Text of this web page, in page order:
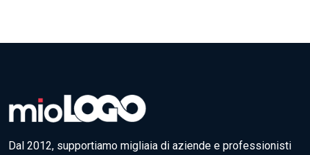
Dal 2012, supportiamo migliaia di aziende e professionisti